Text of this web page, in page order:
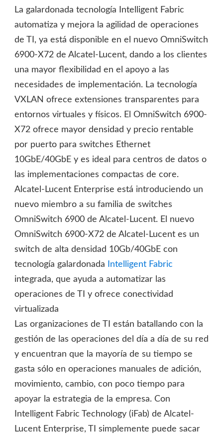
La galardonada tecnología Intelligent Fabric
automatiza y mejora la agilidad de operaciones
de TI, ya está disponible en el nuevo OmniSwitch
6900-X72 de Alcatel-Lucent, dando a los clientes
una mayor flexibilidad en el apoyo a las
necesidades de implementación. La tecnología
VXLAN ofrece extensiones transparentes para
entornos virtuales y físicos. El OmniSwitch 6900-
X72 ofrece mayor densidad y precio rentable
por puerto para switches Ethernet
10GbE/40GbE y es ideal para centros de datos o
las implementaciones compactas de core.
Alcatel-Lucent Enterprise está introduciendo un
nuevo miembro a su familia de switches
OmniSwitch 6900 de Alcatel-Lucent. El nuevo
OmniSwitch 6900-X72 de Alcatel-Lucent es un
switch de alta densidad 10Gb/40GbE con
tecnología galardonada
Intelligent Fabric
integrada, que ayuda a automatizar las
operaciones de TI y ofrece conectividad
virtualizada
Las organizaciones de TI están batallando con la
gestión de las operaciones del día a día de su red
y encuentran que la mayoría de su tiempo se
gasta sólo en operaciones manuales de adición,
movimiento, cambio, con poco tiempo para
apoyar la estrategia de la empresa. Con
Intelligent Fabric Technology (iFab) de Alcatel-
Lucent Enterprise, TI simplemente puede sacar